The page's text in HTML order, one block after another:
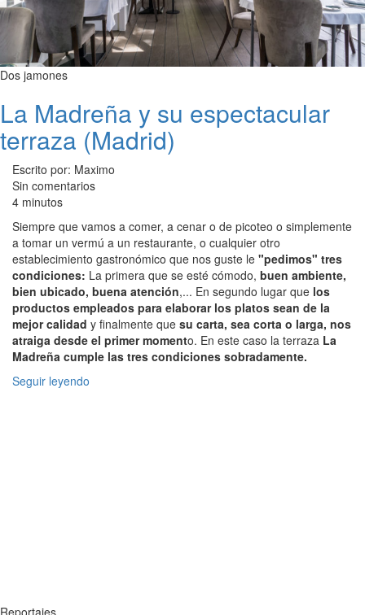
Dos jamones
La Madreña y su espectacular
terraza (Madrid)
Escrito por: Maximo
Sin comentarios
4 minutos
Siempre que vamos a comer, a cenar o de picoteo o simplemente
a tomar un vermú a un restaurante, o cualquier otro
establecimiento gastronómico que nos guste le "pedimos" tres
condiciones: La primera que se esté cómodo, buen ambiente,
bien ubicado, buena atención,... En segundo lugar que los
productos empleados para elaborar los platos sean de la
mejor calidad y finalmente que su carta, sea corta o larga, nos
atraiga desde el primer momento. En este caso la terraza La
Madreña cumple las tres condiciones sobradamente.
Seguir leyendo
Reportajes